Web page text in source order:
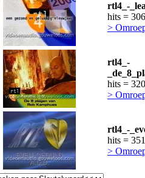
rtl4_-
hits =
>
rtl4_-
hits =
>
rtl4_-
hits =
>